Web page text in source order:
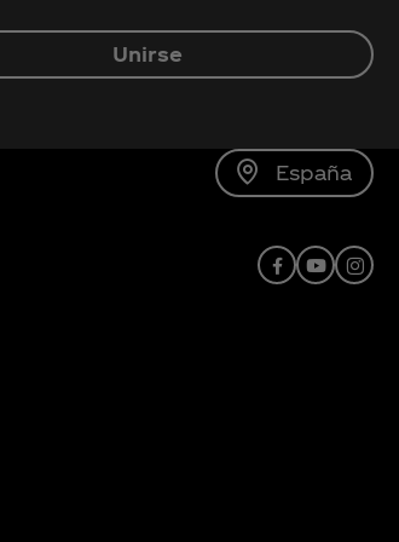
Unirse
España
Facebook
YouTube